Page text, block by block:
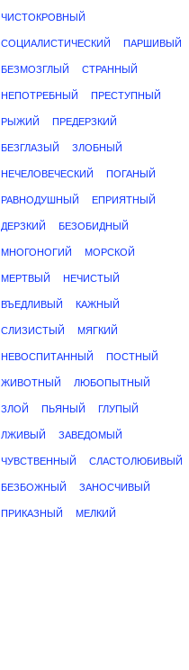
ЧИСТОКРОВНЫЙ
СОЦИАЛИСТИЧЕСКИЙ ПАРШИВЫЙ
БЕЗМОЗГЛЫЙ СТРАННЫЙ
НЕПОТРЕБНЫЙ ПРЕСТУПНЫЙ
РЫЖИЙ ПРЕДЕРЗКИЙ
БЕЗГЛАЗЫЙ ЗЛОБНЫЙ
НЕЧЕЛОВЕЧЕСКИЙ ПОГАНЫЙ
РАВНОДУШНЫЙ ЕПРИЯТНЫЙ
ДЕРЗКИЙ БЕЗОБИДНЫЙ
МНОГОНОГИЙ МОРСКОЙ
МЕРТВЫЙ НЕЧИСТЫЙ
ВЪЕДЛИВЫЙ КАЖНЫЙ
СЛИЗИСТЫЙ МЯГКИЙ
НЕВОСПИТАННЫЙ ПОСТНЫЙ
ЖИВОТНЫЙ ЛЮБОПЫТНЫЙ
ЗЛОЙ ПЬЯНЫЙ ГЛУПЫЙ
ЛЖИВЫЙ ЗАВЕДОМЫЙ
ЧУВСТВЕННЫЙ СЛАСТОЛЮБИВЫЙ
БЕЗБОЖНЫЙ ЗАНОСЧИВЫЙ
ПРИКАЗНЫЙ МЕЛКИЙ